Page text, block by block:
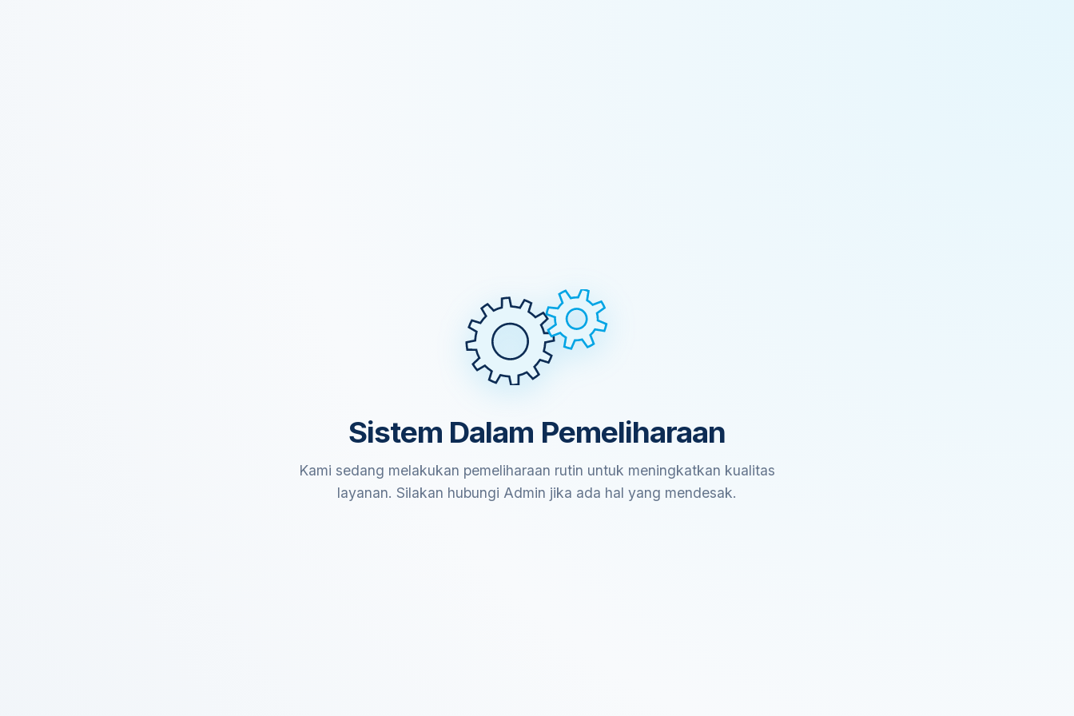
Sistem Dalam Pemeliharaan
Kami sedang melakukan pemeliharaan rutin untuk meningkatkan kualitas
layanan. Silakan hubungi Admin jika ada hal yang mendesak.